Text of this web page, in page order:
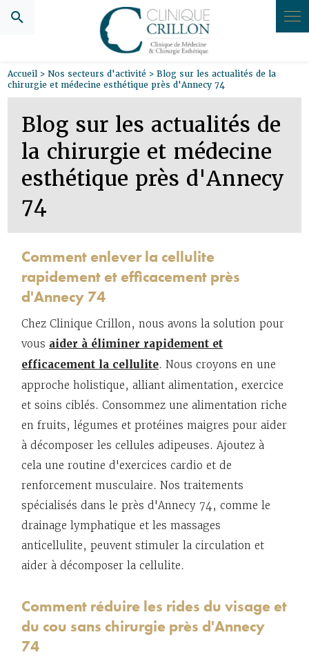
Accueil >Nos secteurs d'activité > Blog sur les actualités de la
chirurgie et médecine esthétique près d'Annecy 74
Blog sur les actualités de
la chirurgie et médecine
esthétique près d'Annecy
74
Comment enlever la cellulite
rapidement et efficacement près
d'Annecy 74
Chez Clinique Crillon, nous avons la solution pour
vous aider à éliminer rapidement et
efficacement la cellulite. Nous croyons en une
approche holistique, alliant alimentation, exercice
et soins ciblés. Consommez une alimentation riche
en fruits, légumes et protéines maigres pour aider
à décomposer les cellules adipeuses. Ajoutez à
cela une routine d'exercices cardio et de
renforcement musculaire. Nos traitements
spécialisés dans le près d'Annecy 74, comme le
drainage lymphatique et les massages
anticellulite, peuvent stimuler la circulation et
aider à décomposer la cellulite.
Comment réduire les rides du visage et
du cou sans chirurgie près d'Annecy
74
Panneau de gestion des cookies